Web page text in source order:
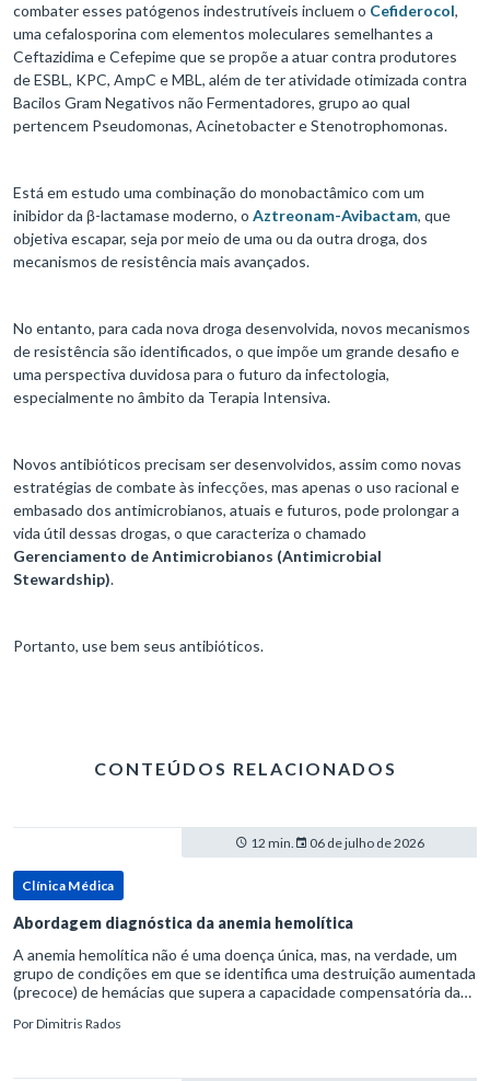
combater esses patógenos indestrutíveis incluem o Cefiderocol,
uma cefalosporina com elementos moleculares semelhantes a
Ceftazidima e Cefepime que se propõe a atuar contra produtores
de ESBL, KPC, AmpC e MBL, além de ter atividade otimizada contra
Bacilos Gram Negativos não Fermentadores, grupo ao qual
pertencem Pseudomonas, Acinetobacter e Stenotrophomonas.
Está em estudo uma combinação do monobactâmico com um
inibidor da β-lactamase moderno, o Aztreonam-Avibactam, que
objetiva escapar, seja por meio de uma ou da outra droga, dos
mecanismos de resistência mais avançados.
No entanto, para cada nova droga desenvolvida, novos mecanismos
de resistência são identificados, o que impõe um grande desafio e
uma perspectiva duvidosa para o futuro da infectologia,
especialmente no âmbito da Terapia Intensiva.
Novos antibióticos precisam ser desenvolvidos, assim como novas
estratégias de combate às infecções, mas apenas o uso racional e
embasado dos antimicrobianos, atuais e futuros, pode prolongar a
vida útil dessas drogas, o que caracteriza o chamado
Gerenciamento de Antimicrobianos (Antimicrobial
Stewardship).
Portanto, use bem seus antibióticos.
CONTEÚDOS RELACIONADOS
12 min. 06 de julho de 2026
Clínica Médica
Abordagem diagnóstica da anemia hemolítica
A anemia hemolítica não é uma doença única, mas, na verdade, um
grupo de condições em que se identifica uma destruição aumentada
(precoce) de hemácias que supera a capacidade compensatória da
PorDimitris Rados